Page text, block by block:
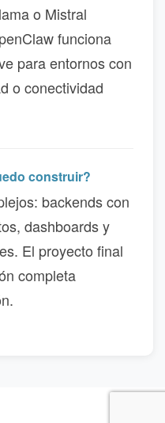
o Mistral
funciona
para entornos con
o conectividad
construir?
backends con
dashboards y
El proyecto final
completa